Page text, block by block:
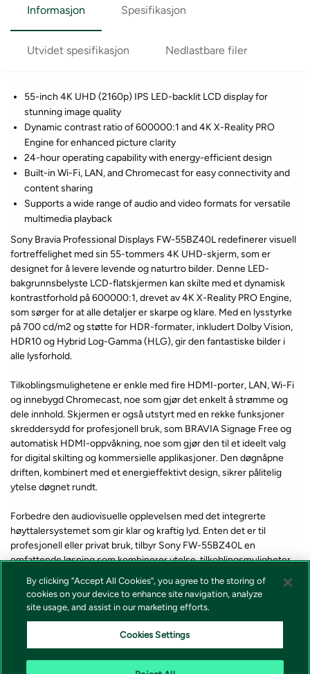
Informasjon Spesifikasjon
Utvidet spesifikasjon Nedlastbare filer
55-inch 4K UHD (2160p) IPS LED-backlit LCD display for
stunning image quality
Dynamic contrast ratio of 600000:1 and 4K X-Reality PRO
Engine for enhanced picture clarity
24-hour operating capability with energy-efficient design
Built-in Wi-Fi, LAN, and Chromecast for easy connectivity and
content sharing
Supports a wide range of audio and video formats for versatile
multimedia playback
Sony Bravia Professional Displays FW-55BZ40L redefinerer visuell
fortreffelighet med sin 55-tommers 4K UHD-skjerm, som er
designet for å levere levende og naturtro bilder. Denne LED-
bakgrunnsbelyste LCD-flatskjermen kan skilte med et dynamisk
kontrastforhold på 600000:1, drevet av 4K X-Reality PRO Engine,
som sørger for at alle detaljer er skarpe og klare. Med en lysstyrke
på 700 cd/m2 og støtte for HDR-formater, inkludert Dolby Vision,
HDR10 og Hybrid Log-Gamma (HLG), gir den fantastiske bilder i
alle lysforhold.
Tilkoblingsmulighetene er enkle med fire HDMI-porter, LAN, Wi-Fi
og innebygd Chromecast, noe som gjør det enkelt å strømme og
dele innhold. Skjermen er også utstyrt med en rekke funksjoner
skreddersydd for profesjonell bruk, som BRAVIA Signage Free og
automatisk HDMI-oppvåkning, noe som gjør den til et ideelt valg
for digital skilting og kommersielle applikasjoner. Den døgnåpne
driften, kombinert med et energieffektivt design, sikrer pålitelig
ytelse døgnet rundt.
Forbedre den audiovisuelle opplevelsen med det integrerte
høyttalersystemet som gir klar og kraftig lyd. Enten det er til
profesjonell eller privat bruk, tilbyr Sony FW-55BZ40L en
omfattende løsning som kombinerer ytelse, tilkoblingsmuligheter
og holdbarhet.
forteller om varen er på lager eller ikke i nettbutikken. Vi tar forbehold
leverandører, endringer i valutakurser, tollsatser eller avgifter.
By clicking “Accept All Cookies”, you agree to the storing of
cookies on your device to enhance site navigation, analyze
site usage, and assist in our marketing efforts.
Cookies Settings